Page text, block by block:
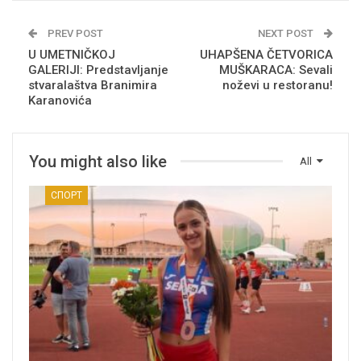
PREV POST
U UMETNIČKOJ
GALERIJI: Predstavljanje
stvaralaštva Branimira
Karanovića
NEXT POST
UHAPŠENA ČETVORICA
MUŠKARACA: Sevali
noževi u restoranu!
All
You might also like
СПОРТ